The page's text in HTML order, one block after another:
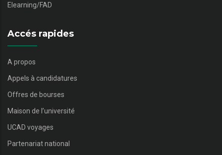
Elearning/FAD
Accés rapides
A propos
Appels à candidatures
Offres de bourses
Maison de l’université
UCAD voyages
Partenariat national